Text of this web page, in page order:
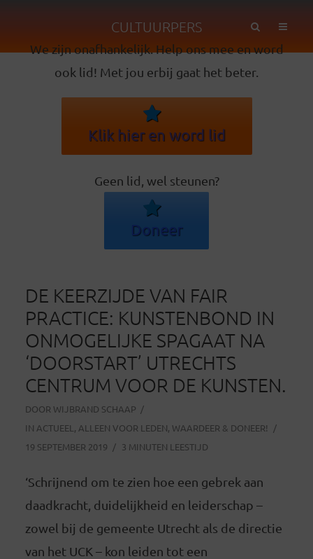
CULTUURPERS
We zijn onafhankelijk. Help ons mee en word
ook lid! Met jou erbij gaat het beter.
Klik hier en word lid
Geen lid, wel steunen?
Doneer
DE KEERZIJDE VAN FAIR
PRACTICE: KUNSTENBOND IN
ONMOGELIJKE SPAGAAT NA
‘DOORSTART’ UTRECHTS
CENTRUM VOOR DE KUNSTEN.
DOOR WIJBRAND SCHAAP
IN ACTUEEL , ALLEEN VOOR LEDEN, WAARDEER & DONEER!
19 SEPTEMBER 2019
3 MINUTEN LEESTIJD
‘Schrijnend om te zien hoe een gebrek aan
daadkracht, duidelijkheid en leiderschap –
zowel bij de gemeente Utrecht als de directie
van het UCK – kon leiden tot een